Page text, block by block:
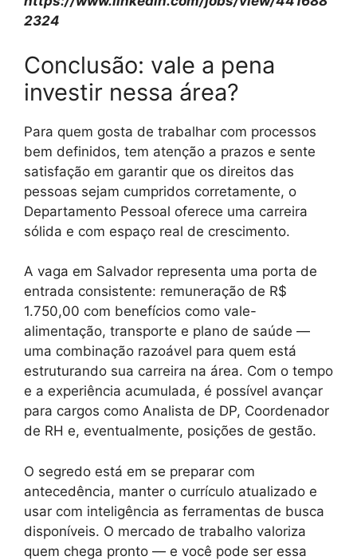
2324
Conclusão: vale a pena
investir nessa área?
Para quem gosta de trabalhar com processos
bem definidos, tem atenção a prazos e sente
satisfação em garantir que os direitos das
pessoas sejam cumpridos corretamente, o
Departamento Pessoal oferece uma carreira
sólida e com espaço real de crescimento.
A vaga em Salvador representa uma porta de
entrada consistente: remuneração de R$
1.750,00 com benefícios como vale-
alimentação, transporte e plano de saúde —
uma combinação razoável para quem está
estruturando sua carreira na área. Com o tempo
e a experiência acumulada, é possível avançar
para cargos como Analista de DP, Coordenador
de RH e, eventualmente, posições de gestão.
O segredo está em se preparar com
antecedência, manter o currículo atualizado e
usar com inteligência as ferramentas de busca
disponíveis. O mercado de trabalho valoriza
quem chega pronto — e você pode ser essa